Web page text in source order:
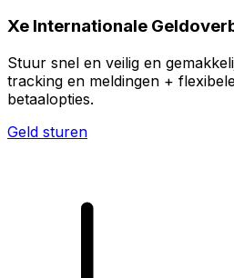
Xe Internationale
Stuur snel en veilig en
tracking en meldingen +
betaalopties.
Geld sturen